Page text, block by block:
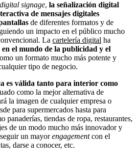
digital signage, la señalización digital
de mensajes digitales
de diferentes formatos y de
un impacto en el público mucho
La cartelería digital ha
el mundo de la publicidad y el
un formato mucho más potente y
tipo de negocio.
es válida tanto para interior como
como la mejor alternativa de
la imagen de cualquier empresa o
para supermercados hasta para
panaderías, tiendas de ropa, restaurantes,
de un modo mucho más innovador y
un mayorengagementcon el
darse a conocer, etc.